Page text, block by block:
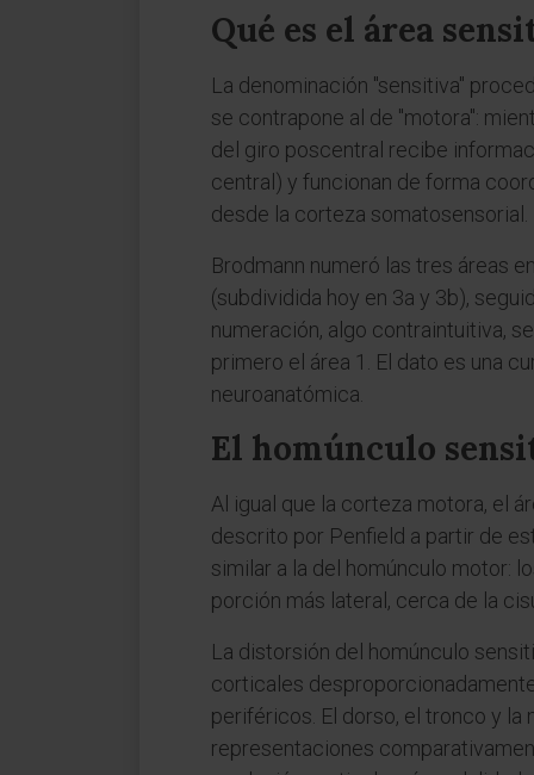
Qué es el área
La denominación "sensitiva"
se contrapone al de "motora":
del giro poscentral recibe
central) y funcionan de forma
desde la corteza somatosensorial.
Brodmann numeró las tres áreas
(subdividida hoy en 3a y 3b),
numeración, algo contraintuitiva,
primero el área 1. El dato es una
neuroanatómica.
El homúnculo
Al igual que la corteza motora, el
descrito por Penfield a partir de
similar a la del homúnculo motor:
porción más lateral, cerca de la
La distorsión del homúnculo
corticales
periféricos. El dorso, el tronco y la
representaciones